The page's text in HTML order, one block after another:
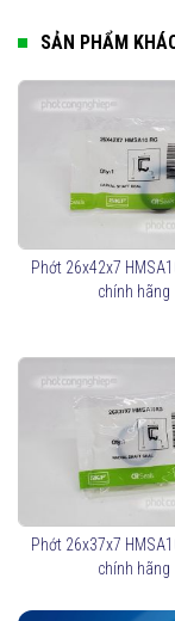
SẢN PHẨM
Phớt 26x42x7
chính hãng
Phớt 26x37x7
chính hãng